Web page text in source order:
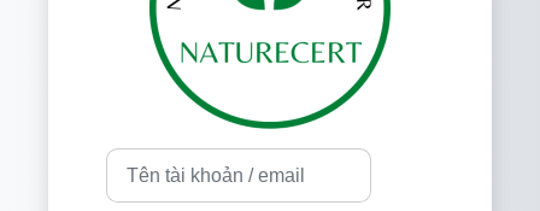
Tên tài khoản / email